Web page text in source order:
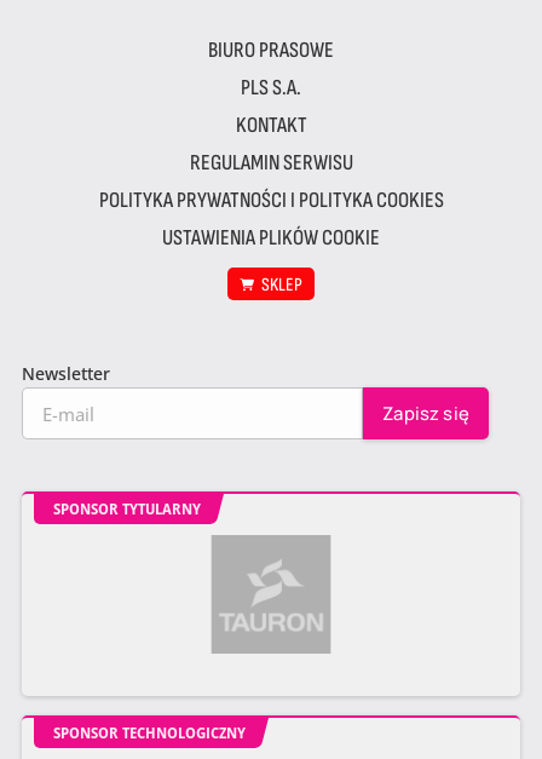
BIURO PRASOWE
PLS S.A.
KONTAKT
REGULAMIN SERWISU
POLITYKA PRYWATNOŚCI I POLITYKA COOKIES
USTAWIENIA PLIKÓW COOKIE
SKLEP
Newsletter
SPONSOR TYTULARNY
SPONSOR TECHNOLOGICZNY